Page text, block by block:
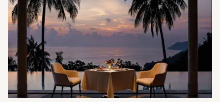
متریال ممتاز، طراحی داخلی سفارشی و تجهیزات مدرن
زیرساخت آماده برای خانه هوشمند برای امنیت و راحتی
استخرهای خصوصی و فضاهای نشیمن خارجی در برخی
ویلاها
گاراژها و پارکینگ‌های بزرگ برای ساکنان
طراحی شده برای حداکثر پتانسیل اجاره و ارزش
سرمایه‌گذاری بلندمدت